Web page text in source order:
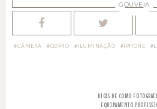
CÂMERA GOPRO ILUMINAÇÃO IPHONE
DICAS DE COMO
EQUIPAMENTO